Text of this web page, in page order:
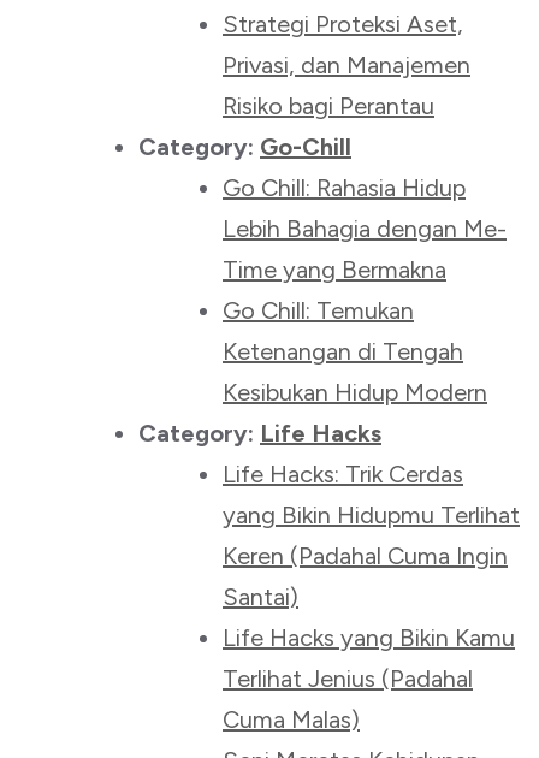
Strategi Proteksi Aset,
Privasi, dan Manajemen
Risiko bagi Perantau
Category: Go-Chill
Go Chill: Rahasia Hidup
Lebih Bahagia dengan Me-
Time yang Bermakna
Go Chill: Temukan
Ketenangan di Tengah
Kesibukan Hidup Modern
Category: Life Hacks
Life Hacks: Trik Cerdas
yang Bikin Hidupmu Terlihat
Keren (Padahal Cuma Ingin
Santai)
Life Hacks yang Bikin Kamu
Terlihat Jenius (Padahal
Cuma Malas)